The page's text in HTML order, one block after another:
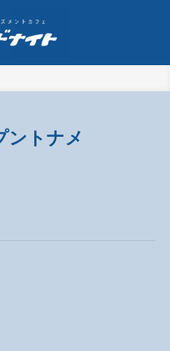
ントナメ